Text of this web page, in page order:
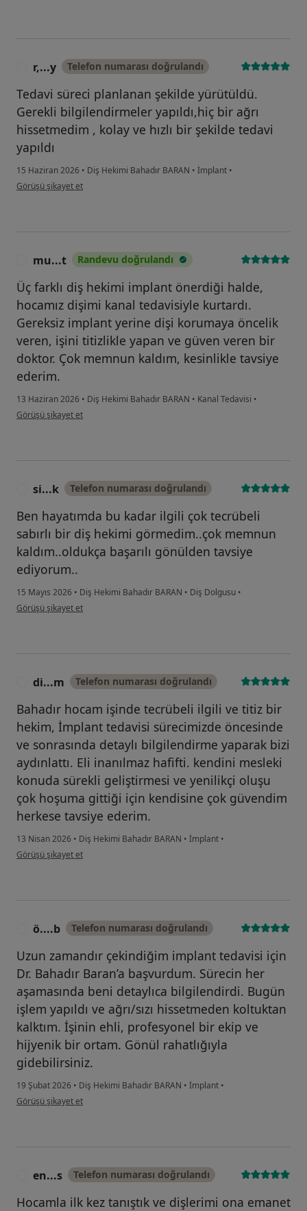
r,...y Telefon numarası doğrulandı
Tedavi süreci planlanan şekilde yürütüldü.
Gerekli bilgilendirmeler yapıldı,hiç bir ağrı
hissetmedim , kolay ve hızlı bir şekilde tedavi
yapıldı
15 Haziran 2026 • Diş Hekimi Bahadır BARAN • İmplant •
kullanıcının görüşüne göre r,...y
Görüşü şikayet et
mu...t Randevu doğrulandı
Üç farklı diş hekimi implant önerdiği halde,
hocamız dişimi kanal tedavisiyle kurtardı.
Gereksiz implant yerine dişi korumaya öncelik
veren, işini titizlikle yapan ve güven veren bir
doktor. Çok memnun kaldım, kesinlikle tavsiye
ederim.
13 Haziran 2026 • Diş Hekimi Bahadır BARAN • Kanal Tedavisi •
kullanıcının görüşüne göre mu...t
Görüşü şikayet et
si...k Telefon numarası doğrulandı
Ben hayatımda bu kadar ilgili çok tecrübeli
sabırlı bir diş hekimi görmedim..çok memnun
kaldım..oldukça başarılı gönülden tavsiye
ediyorum..
15 Mayıs 2026 • Diş Hekimi Bahadır BARAN • Diş Dolgusu •
kullanıcının görüşüne göre si...k
Görüşü şikayet et
di...m Telefon numarası doğrulandı
Bahadır hocam işinde tecrübeli ilgili ve titiz bir
hekim, İmplant tedavisi sürecimizde öncesinde
ve sonrasında detaylı bilgilendirme yaparak bizi
aydınlattı. Eli inanılmaz hafifti. kendini mesleki
konuda sürekli geliştirmesi ve yenilikçi oluşu
çok hoşuma gittiği için kendisine çok güvendim
herkese tavsiye ederim.
13 Nisan 2026 • Diş Hekimi Bahadır BARAN • İmplant •
kullanıcının görüşüne göre di...m
Görüşü şikayet et
ö....b Telefon numarası doğrulandı
Uzun zamandır çekindiğim implant tedavisi için
Dr. Bahadır Baran’a başvurdum. Sürecin her
aşamasında beni detaylıca bilgilendirdi. Bugün
işlem yapıldı ve ağrı/sızı hissetmeden koltuktan
kalktım. İşinin ehli, profesyonel bir ekip ve
hijyenik bir ortam. Gönül rahatlığıyla
gidebilirsiniz.
19 Şubat 2026 • Diş Hekimi Bahadır BARAN • İmplant •
kullanıcının görüşüne göre ö....b
Görüşü şikayet et
en...s Telefon numarası doğrulandı
Hocamla ilk kez tanıştık ve dişlerimi ona emanet